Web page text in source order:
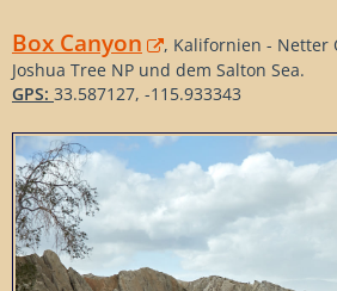
Box Canyon
, Kalifornien - Netter
Joshua Tree NP und dem Salton Sea.
GPS: 33.587127, -115.933343